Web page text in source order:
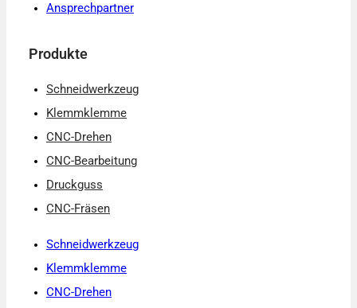
Ansprechpartner
Produkte
Schneidwerkzeug
Klemmklemme
CNC-Drehen
CNC-Bearbeitung
Druckguss
CNC-Fräsen
Schneidwerkzeug
Klemmklemme
CNC-Drehen